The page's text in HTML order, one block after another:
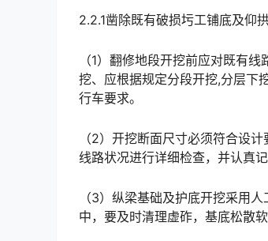
2.2.1凿除既有破损圬工铺底及仰
（1）翻修地段开挖前应对既有
挖、应根据规定分段开挖,分层下
行车要求。󠅅󠅃󠄵󠅂󠄪󠇖󠆨󠆨󠇕󠆞󠆒󠅬󠇘󠆭󠆘󠇙󠆝󠅵󠇗󠆭󠆁󠄐󠇗󠅹󠅸󠇖󠆍󠅳󠇖󠅹󠅰󠇖󠆌󠅹
（2）开挖断面尺寸必须符合设
线路状况进行详细检查，并认真
（3）纵梁基础及护底开挖采用
中，要及时清理虚砟，基底松散